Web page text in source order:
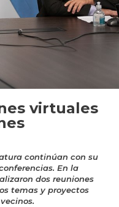
virtuales
continúan con su
En la
dos reuniones
temas y proyectos